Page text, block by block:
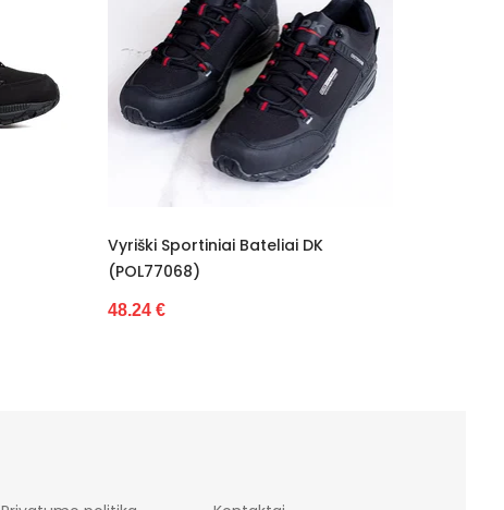
Vyriški Sportiniai Bateliai DK
(POL77068)